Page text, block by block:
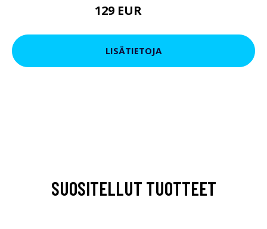
129 EUR
LISÄTIETOJA
SUOSITELLUT TUOTTEET